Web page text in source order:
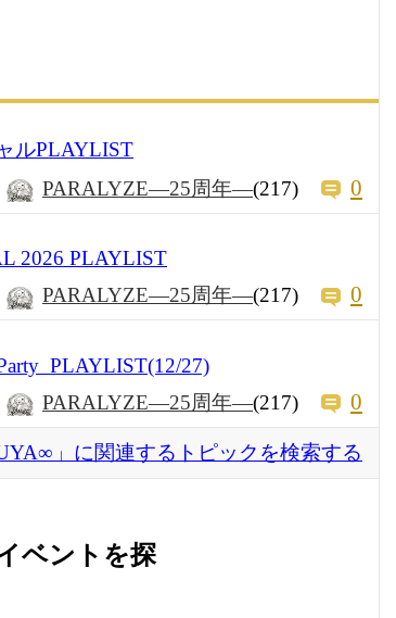
ルPLAYLIST
PARALYZE―25周年―(217) 0
2026 PLAYLIST
PARALYZE―25周年―(217) 0
PLAYLIST(12/27)
PARALYZE―25周年―(217) 0
」に関連するトピックを検索する
ベントを探